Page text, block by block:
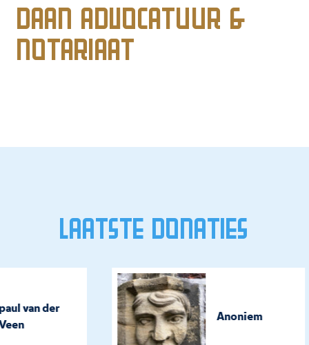
DAAN Advocatuur &
Notariaat
Laatste donaties
van der
Anoniem